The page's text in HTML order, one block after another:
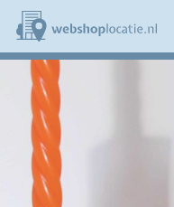
Overslaan
naar
de
inhoud